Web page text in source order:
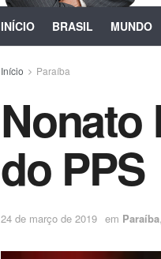
INÍCIO BRASIL MUNDO
Início Paraíba
Nonato
do PPS
24 de março de 2019 em Paraíba,